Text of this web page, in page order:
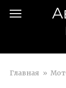
Главная »